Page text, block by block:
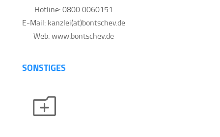
Hotline: 0800 0060151
E-Mail: kanzlei(at)bontschev.de
Web: www.bontschev.de
SONSTIGES
o